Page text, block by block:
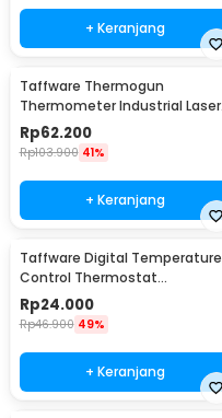
+ Keranjang
Taffware Thermogun
Thermometer Industrial Laser
Infrared NonContact - CX6000
Rp62.200
Rp103.900 41%
+ Keranjang
Taffware Digital Temperature
Control Thermostat
Microcomputer 12V - XH-W3001
Rp24.000
Rp46.900 49%
+ Keranjang